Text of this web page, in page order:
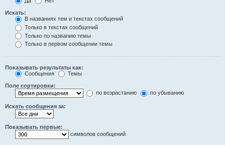
Искать:
В названиях тем и текстах сообщений
Только в текстах сообщений
Только по названию темы
Только в первом сообщении темы
Показывать результаты как:
Сообщения
Темы
Поле сортировки:
по возрастанию
по убыванию
Искать сообщения за:
Показывать первые:
символов сообщений